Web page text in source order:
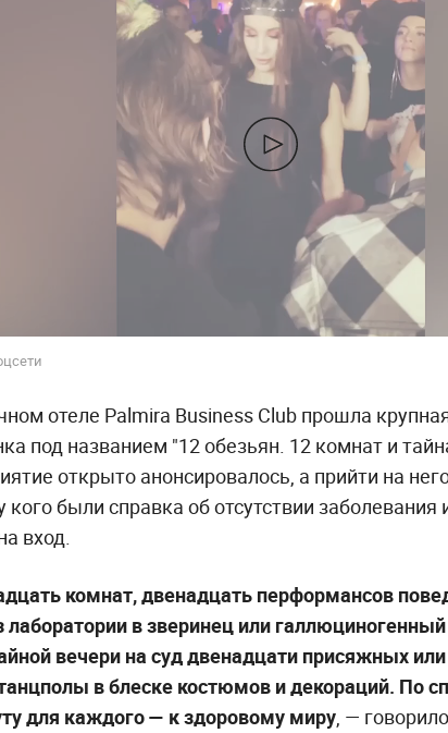
отеле Palmira Business Club прошла
под названием "12 обезьян. 12 комнат и
открыто анонсировалось, а прийти на
кого были справка об отсутствии заболевания
вход.
комнат, двенадцать перформансов
лаборатории в зверинец или
вечери на суд двенадцати присяжных
в блеске костюмов и декораций. По
для каждого — к здоровому миру, —